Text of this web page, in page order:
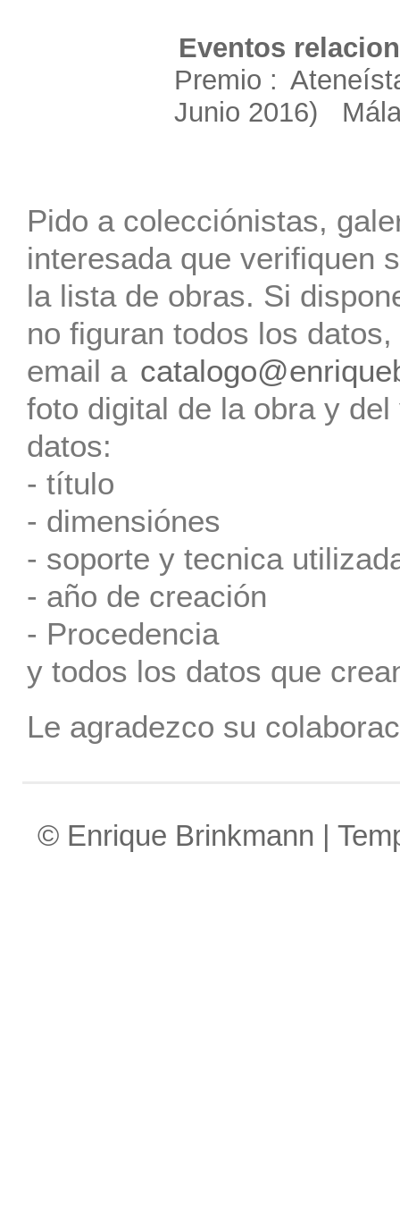
Eventos
Premio :
Junio 2016)
Pido a colecciónistas,
interesada que verifiquen
la lista de obras. Si
no figuran todos los
email a
foto digital de la obra y
datos:
- título
- dimensiónes
- soporte y tecnica
- año de creación
- Procedencia
y todos los datos que
Le agradezco su
© Enrique Brinkmann |